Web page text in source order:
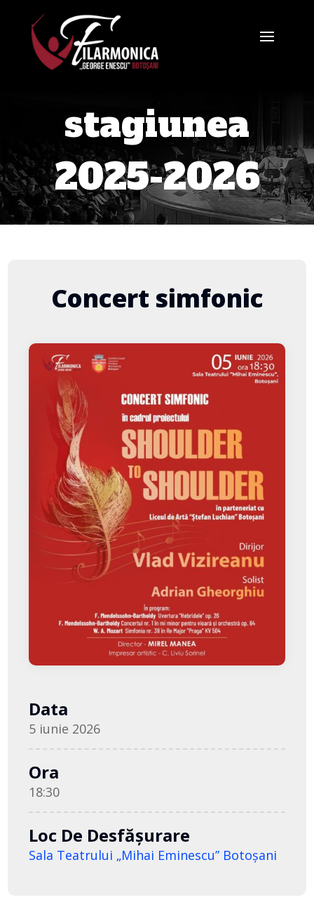
stagiunea
2025-2026
Concert simfonic
Data
5 iunie 2026
Ora
18:30
Loc De Desfășurare
Sala Teatrului „Mihai Eminescu” Botoşani